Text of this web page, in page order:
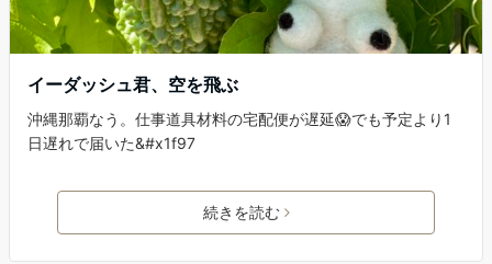
イーダッシュ君、空を飛ぶ
沖縄那覇なう。仕事道具材料の宅配便が遅延😱でも予定より1
日遅れで届いた&#x1f97
続きを読む